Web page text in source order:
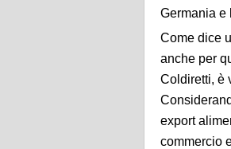
Germania e
Come dice
anche per
Coldiretti, è
export
commercio